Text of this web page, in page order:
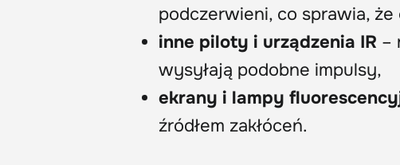
podczerwieni, co sprawia,
inne piloty i urządzenia IR –
wysyłają podobne impulsy,
ekrany i lampy
źródłem zakłóceń.